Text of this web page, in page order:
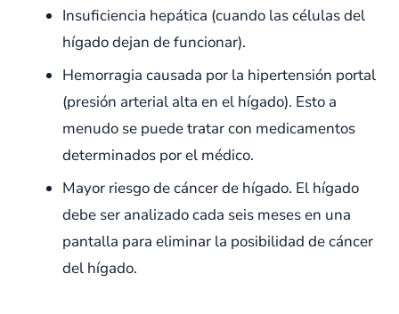
Insuficiencia hepática (cuando las células del
hígado dejan de funcionar).
Hemorragia causada por la hipertensión portal
(presión arterial alta en el hígado). Esto a
menudo se puede tratar con medicamentos
determinados por el médico.
Mayor riesgo de cáncer de hígado. El hígado
debe ser analizado cada seis meses en una
pantalla para eliminar la posibilidad de cáncer
del hígado.